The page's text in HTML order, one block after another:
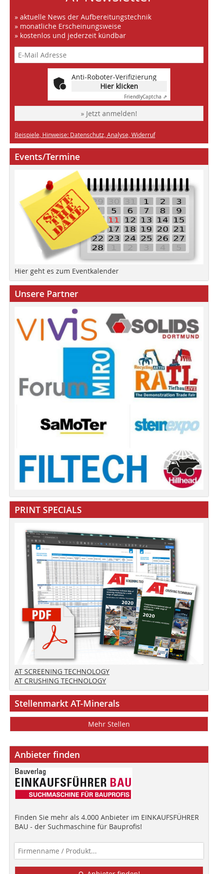
» aktuelle News der Aufbereitungstechnik
» monatliche Erscheinungsweise
» kostenlos und jederzeit kündbar
Anti-Roboter-Verifizierung
Hier klicken
FriendlyCaptcha ⇗
» Jetzt anmelden!
Beispiele, Hinweise: Datenschutz, Analyse, Widerruf
Events/Termine
Hier geht es zum Eventkalender
Unsere Partner
PRINT SPECIALS
AT SCREENING TECHNOLOGY
AT CRUSHING TECHNOLOGY
Stellenmarkt AT-Minerals
Mehr Stellen
Anbieter finden
Finden Sie mehr als 4.000 Anbieter im EINKAUFSFÜHRER
BAU - der Suchmaschine für Bauprofis!